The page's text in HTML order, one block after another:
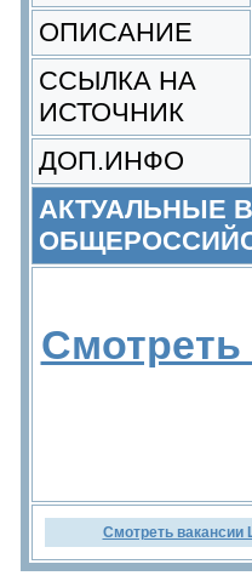
ОПИСАНИЕ
ССЫЛКА НА
ИСТОЧНИК
ДОП.ИНФО
АКТУАЛЬНЫЕ
Смотреть
Смотреть вакансии